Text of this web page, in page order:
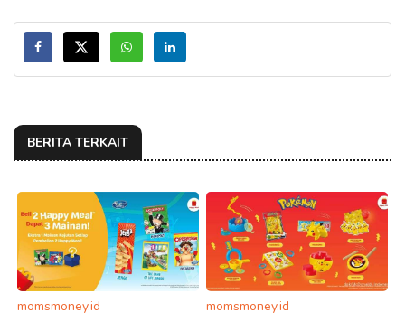
BERITA TERKAIT
momsmoney.id momsmoney.id